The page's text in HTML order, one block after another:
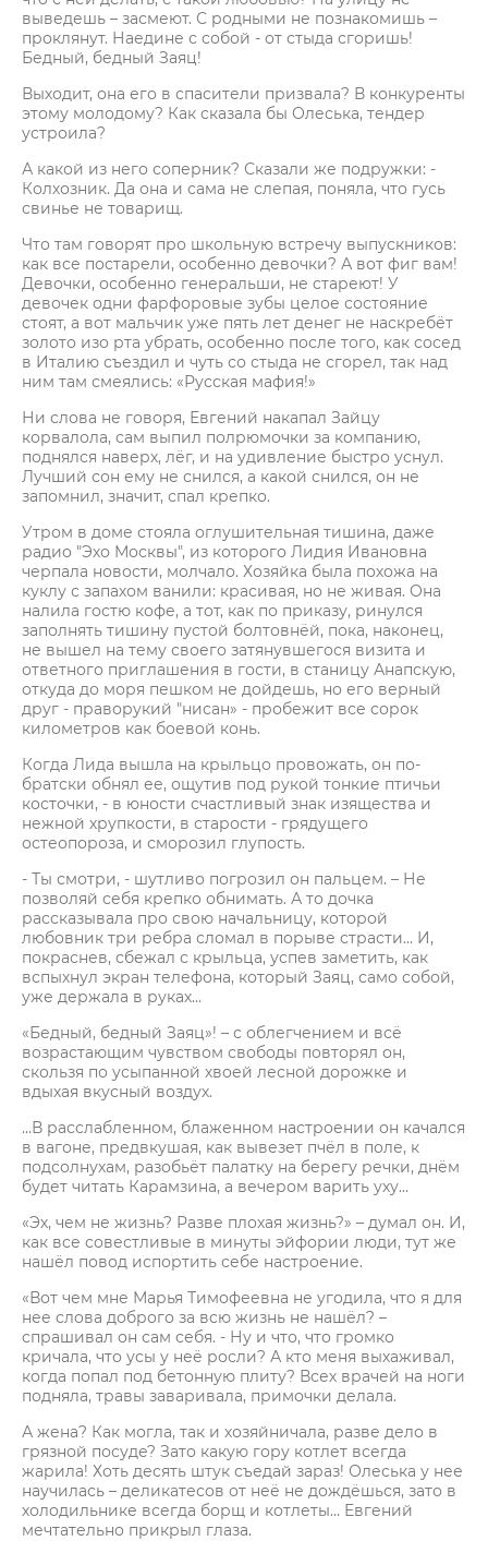
выведешь – засмеют. С родными не познакомишь –
проклянут. Наедине с собой - от стыда сгоришь!
Бедный, бедный Заяц!
Выходит, она его в спасители призвала? В конкуренты
этому молодому? Как сказала бы Олеська, тендер
устроила?
А какой из него соперник? Сказали же подружки: -
Колхозник. Да она и сама не слепая, поняла, что гусь
свинье не товарищ.
Что там говорят про школьную встречу выпускников:
как все постарели, особенно девочки? А вот фиг вам!
Девочки, особенно генеральши, не стареют! У
девочек одни фарфоровые зубы целое состояние
стоят, а вот мальчик уже пять лет денег не наскребёт
золото изо рта убрать, особенно после того, как сосед
в Италию съездил и чуть со стыда не сгорел, так над
ним там смеялись: «Русская мафия!»
Ни слова не говоря, Евгений накапал Зайцу
корвалола, сам выпил полрюмочки за компанию,
поднялся наверх, лёг, и на удивление быстро уснул.
Лучший сон ему не снился, а какой снился, он не
запомнил, значит, спал крепко.
Утром в доме стояла оглушительная тишина, даже
радио "Эхо Москвы", из которого Лидия Ивановна
черпала новости, молчало. Хозяйка была похожа на
куклу с запахом ванили: красивая, но не живая. Она
налила гостю кофе, а тот, как по приказу, ринулся
заполнять тишину пустой болтовнёй, пока, наконец,
не вышел на тему своего затянувшегося визита и
ответного приглашения в гости, в станицу Анапскую,
откуда до моря пешком не дойдешь, но его верный
друг - праворукий "нисан» - пробежит все сорок
километров как боевой конь.
Когда Лида вышла на крыльцо провожать, он по-
братски обнял ее, ощутив под рукой тонкие птичьи
косточки, - в юности счастливый знак изящества и
нежной хрупкости, в старости - грядущего
остеопороза, и сморозил глупость.
- Ты смотри, - шутливо погрозил он пальцем. – Не
позволяй себя крепко обнимать. А то дочка
рассказывала про свою начальницу, которой
любовник три ребра сломал в порыве страсти… И,
покраснев, сбежал с крыльца, успев заметить, как
вспыхнул экран телефона, который Заяц, само собой,
уже держала в руках…
«Бедный, бедный Заяц»! – с облегчением и всё
возрастающим чувством свободы повторял он,
скользя по усыпанной хвоей лесной дорожке и
вдыхая вкусный воздух.
…В расслабленном, блаженном настроении он качался
в вагоне, предвкушая, как вывезет пчёл в поле, к
подсолнухам, разобьёт палатку на берегу речки, днём
будет читать Карамзина, а вечером варить уху…
«Эх, чем не жизнь? Разве плохая жизнь?» – думал он. И,
как все совестливые в минуты эйфории люди, тут же
нашёл повод испортить себе настроение.
«Вот чем мне Марья Тимофеевна не угодила, что я для
нее слова доброго за всю жизнь не нашёл? –
спрашивал он сам себя. - Ну и что, что громко
кричала, что усы у неё росли? А кто меня выхаживал,
когда попал под бетонную плиту? Всех врачей на ноги
подняла, травы заваривала, примочки делала.
А жена? Как могла, так и хозяйничала, разве дело в
грязной посуде? Зато какую гору котлет всегда
жарила! Хоть десять штук съедай зараз! Олеська у нее
научилась – деликатесов от неё не дождёшься, зато в
холодильнике всегда борщ и котлеты… Евгений
мечтательно прикрыл глаза.